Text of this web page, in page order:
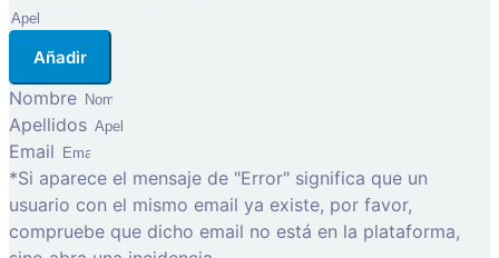
Añadir
Nombre
Apellidos
Email
*Si aparece el mensaje de "Error" significa que un
usuario con el mismo email ya existe, por favor,
compruebe que dicho email no está en la plataforma,